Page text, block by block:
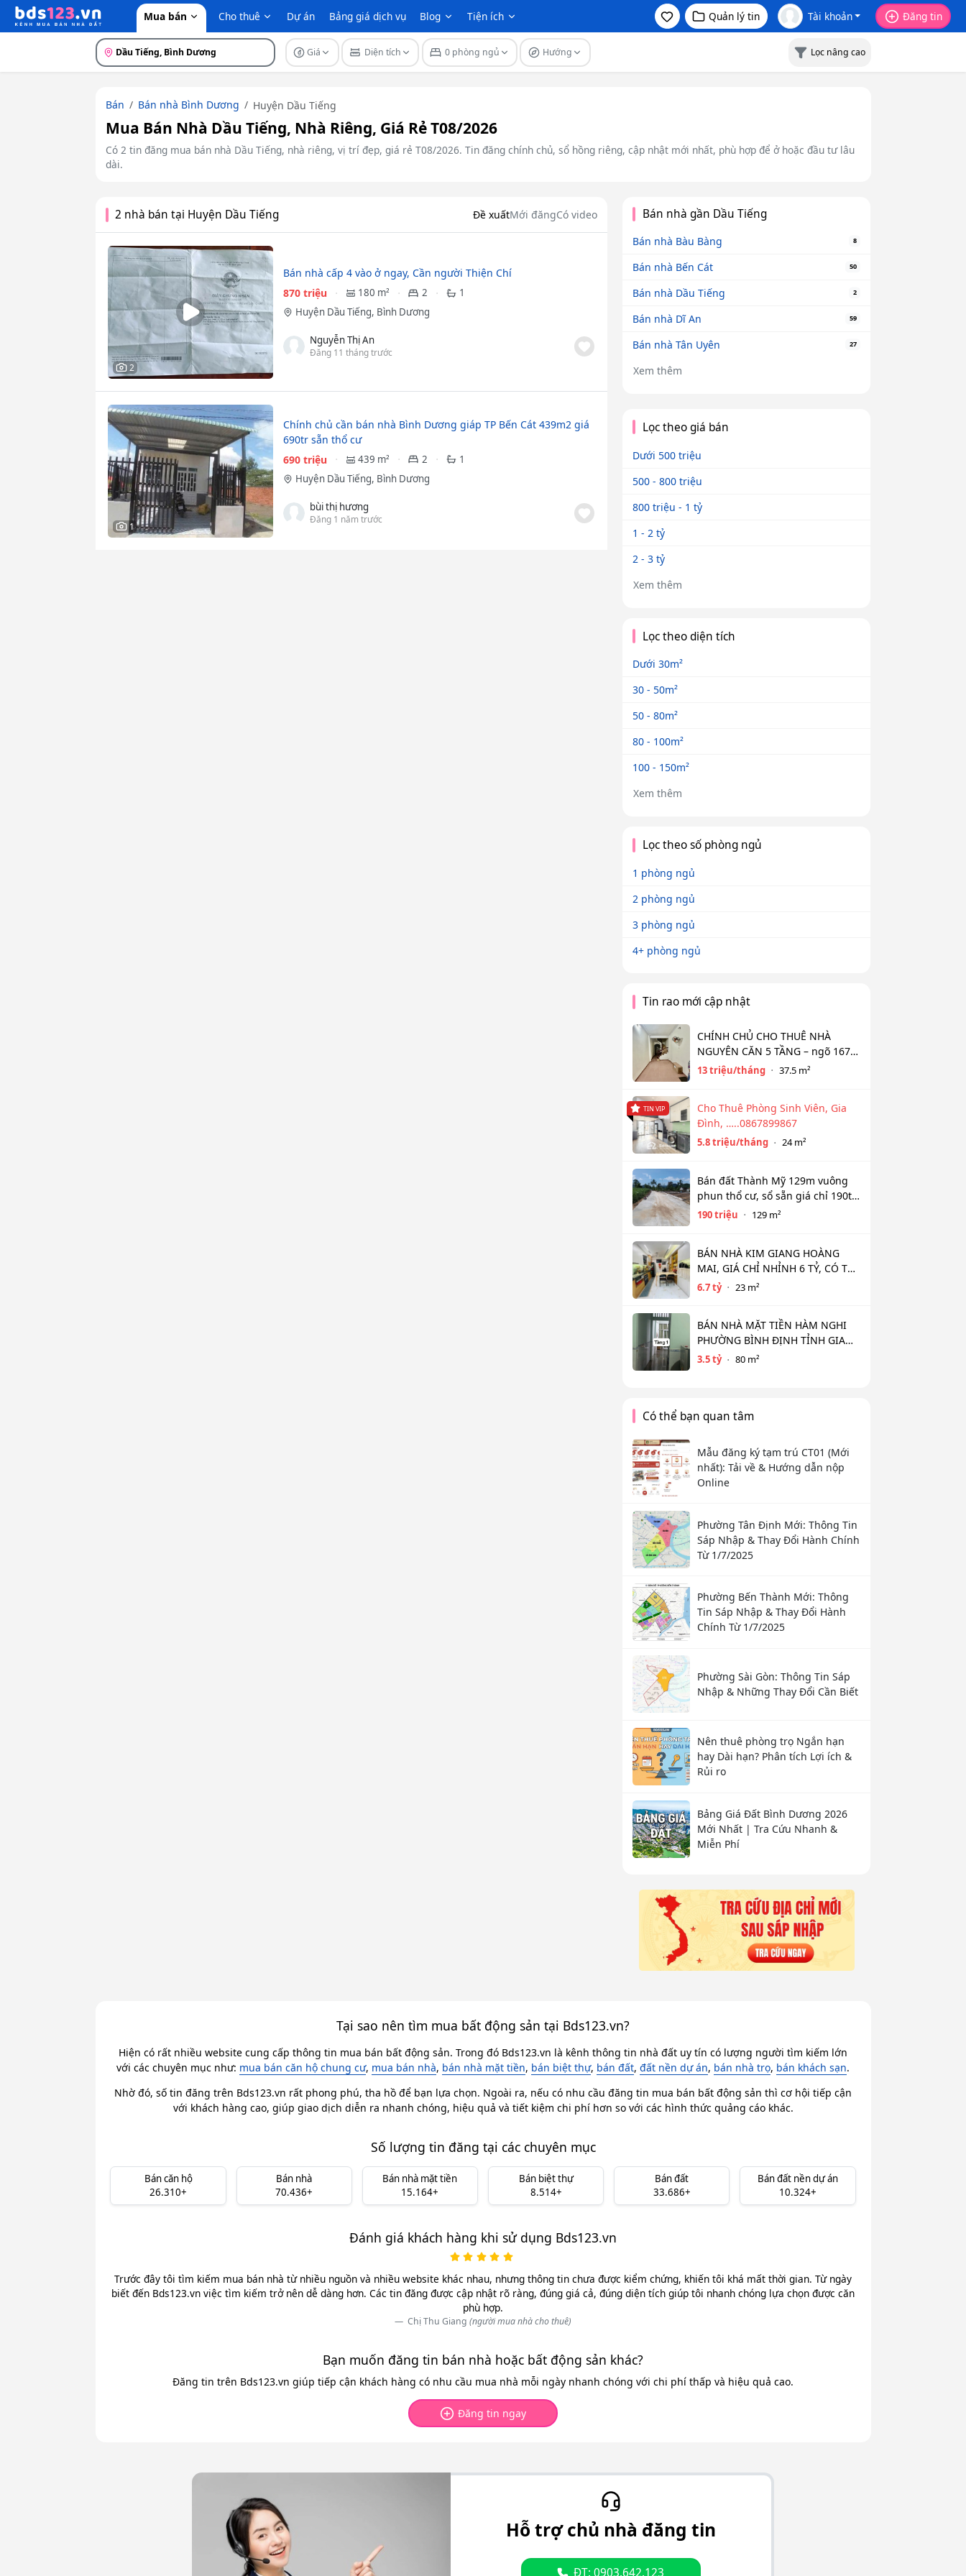
Mua bán Cho thuê Dự án Bảng giá dịch vụ Blog Tiện ích Quản lý tin Tài khoản Đăng tin
Dầu Tiếng, Bình Dương Giá Diện tích 0 phòng ngủ Hướng Lọc nâng cao
Bán Bán nhà Bình Dương Huyện Dầu Tiếng
Mua Bán Nhà Dầu Tiếng, Nhà Riêng, Giá Rẻ T08/2026
Có 2 tin đăng mua bán nhà Dầu Tiếng, nhà riêng, vị trí đẹp, giá rẻ T08/2026. Tin đăng chính chủ, sổ hồng riêng, cập nhật mới nhất, phù hợp để ở hoặc đầu tư lâu
dài.
2 nhà bán tại Huyện Dầu Tiếng Đề xuấtMới đăngCó video
2
Bán nhà cấp 4 vào ở ngay, Cần người Thiện Chí
870 triệu
180 m² 2
1
Huyện Dầu Tiếng, Bình Dương
Nguyễn Thị An
Đăng 11 tháng trước
1
Chính chủ cần bán nhà Bình Dương giáp TP Bến Cát 439m2 giá
690tr sẵn thổ cư
690 triệu
439 m² 2
1
Huyện Dầu Tiếng, Bình Dương
bùi thị hương
Đăng 1 năm trước
Bán nhà gần Dầu Tiếng
Bán nhà Bàu Bàng 8
Bán nhà Bến Cát 50
Bán nhà Dầu Tiếng 2
Bán nhà Dĩ An 59
Bán nhà Tân Uyên 27
Xem thêm
Lọc theo giá bán
Dưới 500 triệu
500 - 800 triệu
800 triệu - 1 tỷ
1 - 2 tỷ
2 - 3 tỷ
Xem thêm
Lọc theo diện tích
Dưới 30m²
30 - 50m²
50 - 80m²
80 - 100m²
100 - 150m²
Xem thêm
Lọc theo số phòng ngủ
1 phòng ngủ
2 phòng ngủ
3 phòng ngủ
4+ phòng ngủ
Tin rao mới cập nhật
CHÍNH CHỦ CHO THUÊ NHÀ
NGUYÊN CĂN 5 TẦNG – ngõ 167
Đồng Cổ, Tây Hồ
13 triệu/tháng 37.5 m²
TIN VIP
Cho Thuê Phòng Sinh Viên, Gia
Đình, …..0867899867
5.8 triệu/tháng 24 m²
Bán đất Thành Mỹ 129m vuông
phun thổ cư, sổ sẵn giá chỉ 190tr
bao sổ
190 triệu 129 m²
BÁN NHÀ KIM GIANG HOÀNG
MAI, GIÁ CHỈ NHỈNH 6 TỶ, CÓ THỂ
THƯƠNG LƯỢNG
6.7 tỷ 23 m²
BÁN NHÀ MẶT TIỀN HÀM NGHI
PHƯỜNG BÌNH ĐỊNH TỈNH GIA
LAI (MỚI )
3.5 tỷ 80 m²
Có thể bạn quan tâm
Mẫu đăng ký tạm trú CT01 (Mới
nhất): Tải về & Hướng dẫn nộp
Online
Phường Tân Định Mới: Thông Tin
Sáp Nhập & Thay Đổi Hành Chính
Từ 1/7/2025
Phường Bến Thành Mới: Thông
Tin Sáp Nhập & Thay Đổi Hành
Chính Từ 1/7/2025
Phường Sài Gòn: Thông Tin Sáp
Nhập & Những Thay Đổi Cần Biết
Nên thuê phòng trọ Ngắn hạn
hay Dài hạn? Phân tích Lợi ích &
Rủi ro
Bảng Giá Đất Bình Dương 2026
Mới Nhất | Tra Cứu Nhanh &
Miễn Phí
Tại sao nên tìm mua bất động sản tại Bds123.vn?
Hiện có rất nhiều website cung cấp thông tin mua bán bất động sản. Trong đó Bds123.vn là kênh thông tin nhà đất uy tín có lượng người tìm kiếm lớn
với các chuyên mục như: mua bán căn hộ chung cư, mua bán nhà, bán nhà mặt tiền, bán biệt thự, bán đất, đất nền dự án, bán nhà trọ, bán khách sạn.
Nhờ đó, số tin đăng trên Bds123.vn rất phong phú, tha hồ để bạn lựa chọn. Ngoài ra, nếu có nhu cầu đăng tin mua bán bất động sản thì cơ hội tiếp cận
với khách hàng cao, giúp giao dịch diễn ra nhanh chóng, hiệu quả và tiết kiệm chi phí hơn so với các hình thức quảng cáo khác.
Số lượng tin đăng tại các chuyên mục
Bán căn hộ
26.310+
Bán nhà
70.436+
Bán nhà mặt tiền
15.164+
Bán biệt thự
8.514+
Bán đất
33.686+
Bán đất nền dự án
10.324+
Đánh giá khách hàng khi sử dụng Bds123.vn
Trước đây tôi tìm kiếm mua bán nhà từ nhiều nguồn và nhiều website khác nhau, nhưng thông tin chưa được kiểm chứng, khiến tôi khá mất thời gian. Từ ngày
biết đến Bds123.vn việc tìm kiếm trở nên dễ dàng hơn. Các tin đăng được cập nhật rõ ràng, đúng giá cả, đúng diện tích giúp tôi nhanh chóng lựa chọn được căn
phù hợp.
Chị Thu Giang (người mua nhà cho thuê)
Bạn muốn đăng tin bán nhà hoặc bất động sản khác?
Đăng tin trên Bds123.vn giúp tiếp cận khách hàng có nhu cầu mua nhà mỗi ngày nhanh chóng với chi phí thấp và hiệu quả cao.
Đăng tin ngay
Hỗ trợ chủ nhà đăng tin